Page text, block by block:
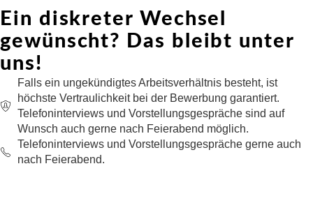
Ein diskreter Wechsel
gewünscht? Das bleibt unter
uns!
Falls ein ungekündigtes Arbeitsverhältnis besteht, ist
höchste Vertraulichkeit bei der Bewerbung garantiert.
Telefoninterviews und Vorstellungsgespräche sind auf
Wunsch auch gerne nach Feierabend möglich.
Telefoninterviews und Vorstellungsgespräche gerne auch
nach Feierabend.